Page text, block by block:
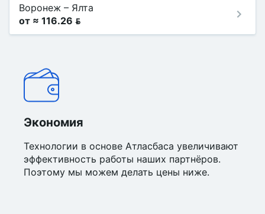
Воронеж – Ялта
от ≈ 116.26 
Экономия
Технологии в основе Атласбаса увеличивают
эффективность работы наших партнёров.
Поэтому мы можем делать цены ниже.